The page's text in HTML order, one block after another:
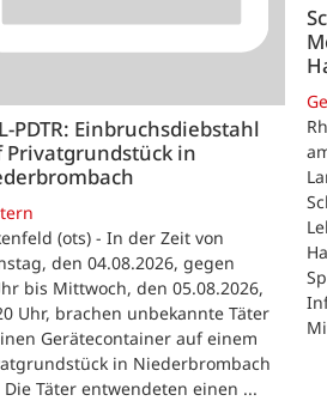
PDTR: Einbruchsdiebstahl
Privatgrundstück in
(ots) - In der Zeit von
den 04.08.2026, gegen
bis Mittwoch, den 05.08.2026,
Uhr, brachen unbekannte Täter
Gerätecontainer auf einem
in Niederbrombach
Die Täter entwendeten einen ...